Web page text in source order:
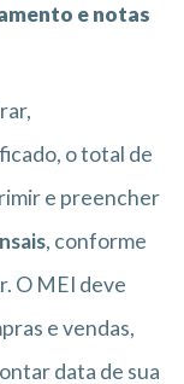
e notas
o total de
e preencher
, conforme
O MEI deve
e vendas,
data de sua